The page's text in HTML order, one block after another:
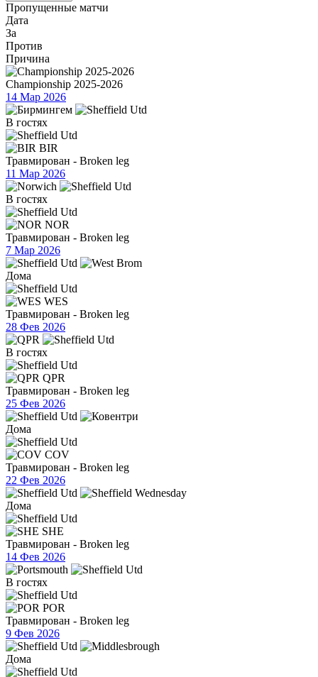
Пропущенные матчи
Дата
За
Против
Причина
Championship 2025-2026
14 Мар 2026
В гостях
BIR
Травмирован - Broken leg
11 Мар 2026
В гостях
NOR
Травмирован - Broken leg
7 Мар 2026
Дома
WES
Травмирован - Broken leg
28 Фев 2026
В гостях
QPR
Травмирован - Broken leg
25 Фев 2026
Дома
COV
Травмирован - Broken leg
22 Фев 2026
Дома
SHE
Травмирован - Broken leg
14 Фев 2026
В гостях
POR
Травмирован - Broken leg
9 Фев 2026
Дома